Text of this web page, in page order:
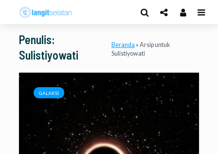
Penulis:
Sulistiyowati
Beranda » Arsip untuk
Sulistiyowati
GALAKSI